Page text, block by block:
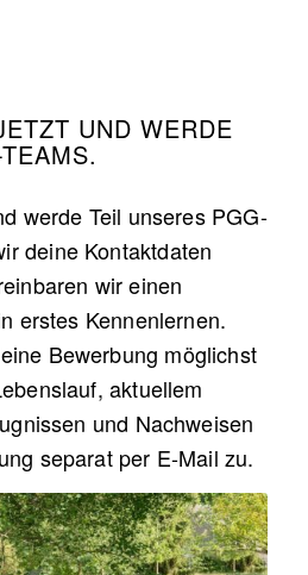
UND WERDE
werde Teil unseres PGG-
deine Kontaktdaten
wir einen
erstes Kennenlernen.
Bewerbung möglichst
aktuellem
und Nachweisen
separat per E-Mail zu.